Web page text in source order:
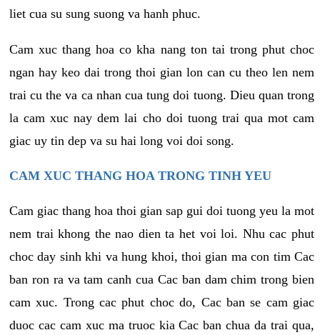
liet cua su sung suong va hanh phuc.
Cam xuc thang hoa co kha nang ton tai trong phut choc
ngan hay keo dai trong thoi gian lon can cu theo len nem
trai cu the va ca nhan cua tung doi tuong. Dieu quan trong
la cam xuc nay dem lai cho doi tuong trai qua mot cam
giac uy tin dep va su hai long voi doi song.
CAM XUC THANG HOA TRONG TINH YEU
Cam giac thang hoa thoi gian sap gui doi tuong yeu la mot
nem trai khong the nao dien ta het voi loi. Nhu cac phut
choc day sinh khi va hung khoi, thoi gian ma con tim Cac
ban ron ra va tam canh cua Cac ban dam chim trong bien
cam xuc. Trong cac phut choc do, Cac ban se cam giac
duoc cac cam xuc ma truoc kia Cac ban chua da trai qua,